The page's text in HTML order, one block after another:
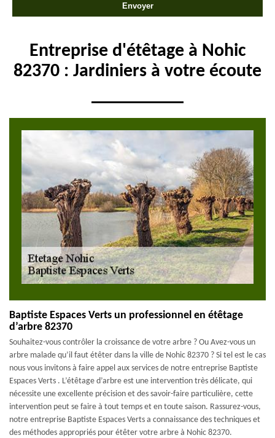
Entreprise d'étêtage à Nohic
82370 : Jardiniers à votre écoute
Baptiste Espaces Verts un professionnel en étêtage
d’arbre 82370
Souhaitez-vous contrôler la croissance de votre arbre ? Ou Avez-vous un
arbre malade qu’il faut étêter dans la ville de Nohic 82370 ? Si tel est le cas
nous vous invitons à faire appel aux services de notre entreprise Baptiste
Espaces Verts . L’étêtage d’arbre est une intervention très délicate, qui
nécessite une excellente précision et des savoir-faire particulière, cette
intervention peut se faire à tout temps et en toute saison. Rassurez-vous,
notre entreprise Baptiste Espaces Verts a connaissance des techniques et
des méthodes appropriés pour étêter votre arbre à Nohic 82370.